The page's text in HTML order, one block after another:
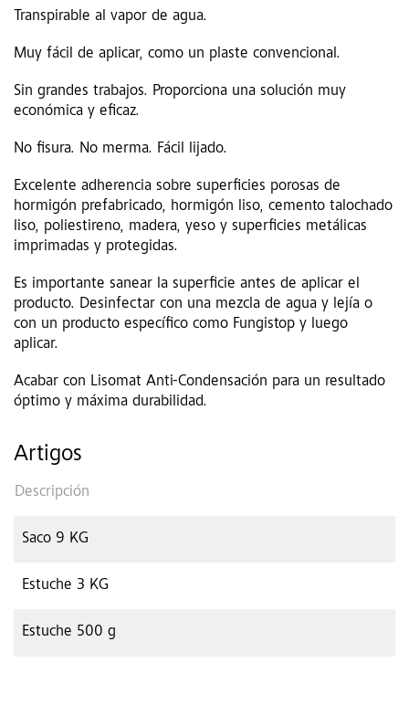
Transpirable al vapor de agua.
Muy fácil de aplicar, como un plaste convencional.
Sin grandes trabajos. Proporciona una solución muy
económica y eficaz.
No fisura. No merma. Fácil lijado.
Excelente adherencia sobre superficies porosas de
hormigón prefabricado, hormigón liso, cemento talochado
liso, poliestireno, madera, yeso y superficies metálicas
imprimadas y protegidas.
Es importante sanear la superficie antes de aplicar el
producto. Desinfectar con una mezcla de agua y lejía o
con un producto específico como Fungistop y luego
aplicar.
Acabar con Lisomat Anti-Condensación para un resultado
óptimo y máxima durabilidad.
Artigos
Descripción
Saco 9 KG
Estuche 3 KG
Estuche 500 g